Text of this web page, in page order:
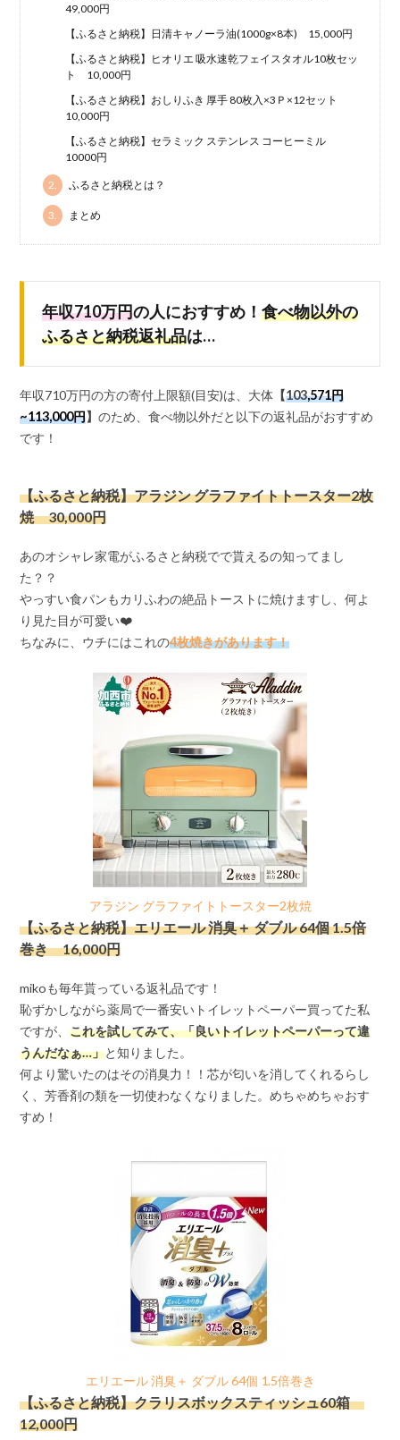
49,000円
【ふるさと納税】日清キャノーラ油(1000g×8本) 15,000円
【ふるさと納税】ヒオリエ 吸水速乾フェイスタオル10枚セッ
ト 10,000円
【ふるさと納税】おしりふき 厚手 80枚入×3Ｐ×12セット
10,000円
【ふるさと納税】セラミック ステンレス コーヒーミル
10000円
2. ふるさと納税とは？
3. まとめ
年収710万円の人におすすめ！食べ物以外の
ふるさと納税返礼品は…
年収710万円の方の寄付上限額(目安)は、大体 【103,571円
~113,000円】のため、食べ物以外だと以下の返礼品がおすすめ
です！
【ふるさと納税】アラジン グラファイトトースター2枚
焼 30,000円
あのオシャレ家電がふるさと納税でで貰えるの知ってまし
た？？
やっすい食パンもカリふわの絶品トーストに焼けますし、何よ
り見た目が可愛い❤️
ちなみに、ウチにはこれの4枚焼きがあります！
アラジン グラファイトトースター2枚焼
【ふるさと納税】エリエール 消臭＋ ダブル 64個 1.5倍
巻き 16,000円
mikoも毎年貰っている返礼品です！
恥ずかしながら薬局で一番安いトイレットペーパー買ってた私
ですが、これを試してみて、「良いトイレットペーパーって違
うんだなぁ…」と知りました。
何より驚いたのはその消臭力！！芯が匂いを消してくれるらし
く、芳香剤の類を一切使わなくなりました。めちゃめちゃおす
すめ！
エリエール 消臭＋ ダブル 64個 1.5倍巻き
【ふるさと納税】クラリスボックスティッシュ60箱
12,000円